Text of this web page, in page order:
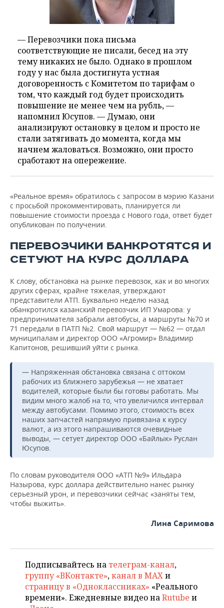
— Перевозчики пока письма
соответствующие не писали, бесед на эту
тему никаких не было. Однако в прошлом
году у нас была достигнута устная
договоренность с Комитетом по тарифам о
том, что каждый год будет происходить
повышение не менее чем на рубль, —
напомнил Юсупов. — Думаю, они
анализируют остановку в целом и просто не
стали затягивать до момента, когда мы
начнем жаловаться. Возможно, они просто
сработают на опережение.
«Реальное время» обратилось с запросом в мэрию Казани
с просьбой прокомментировать, планируется ли
повышение стоимости проезда с Нового года, ответ будет
опубликован по получении.
ПЕРЕВОЗЧИКИ БАНКРОТЯТСЯ И
СЕТУЮТ НА КУРС ДОЛЛАРА
К слову, обстановка на рынке перевозок, как и во многих
других сферах, крайне тяжелая, утверждают
представители АТП. Буквально неделю назад
обанкротился казанский перевозчик ИП Умарова: у
предпринимателя забрали автобусы, а маршруты №70 и
71 передали в ПАТП №2. Свой маршрут — №62 — отдал
муниципалам и директор ООО «Агромир» Владимир
Капитонов, решивший уйти с рынка.
— Напряженная обстановка связана с оттоком
рабочих из ближнего зарубежья — не хватает
водителей, которые были бы готовы работать. Мы
видим много жалоб на то, что увеличился интервал
между автобусами. Помимо этого, стоимость всех
наших запчастей напрямую привязана к курсу
валют, а из этого напрашиваются очевидные
выводы, — сетует директор ООО «Байлык» Руслан
Юсупов.
По словам руководителя ООО «АТП №9» Ильдара
Назырова, курс доллара действительно нанес рынку
серьезный урон, и перевозчики сейчас «заняты тем,
чтобы выжить».
Лина Саримова
Подписывайтесь на телеграм-канал,
группу «ВКонтакте»,канал в MAXи
страницу в «Одноклассниках» «Реального
времени». Ежедневные видео наRutube и